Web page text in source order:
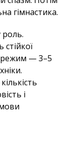
гімнастика.
роль.
режим — 3–5
і